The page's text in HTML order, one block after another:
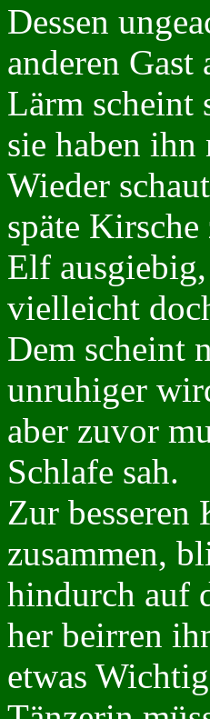
Dessen
anderen
Lärm scheint
sie haben
Wieder
späte
Elf
vielleicht
Dem scheint
unruhiger
aber zuvor
Schlafe sah.
Zur besseren
zusammen,
hindurch auf
her beirren
etwas